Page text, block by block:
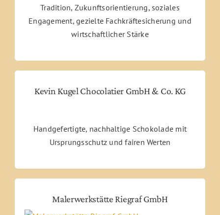
Tradition, Zukunftsorientierung, soziales
Engagement, gezielte Fachkräftesicherung und
wirtschaftlicher Stärke
Kevin Kugel Chocolatier GmbH & Co. KG
Handgefertigte, nachhaltige Schokolade mit
Ursprungsschutz und fairen Werten
Malerwerkstätte Riegraf GmbH